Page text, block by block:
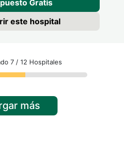
Gratis
este hospital
7 / 12 Hospitales
más